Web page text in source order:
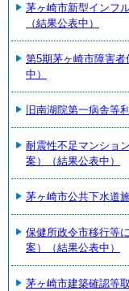
茅ヶ崎市新型インフ
（結果公表中）
第5期茅ヶ崎市障害
中）
旧南湖院第一病舎等
耐震性不足マンショ
案）（結果公表中）
茅ヶ崎市公共下水道
保健所政令市移行等
案）（結果公表中）
茅ヶ崎市建築確認等